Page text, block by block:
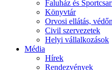
Faluház és
Könyvtár
Orvosi ellátás,
Civil szervezetek
Helyi vállalkozások
Média
Hírek
Rendezvények